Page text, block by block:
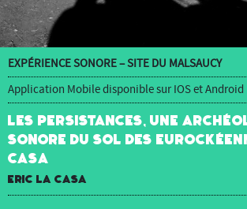
EXPÉRIENCE SONORE – SITE DU MALSAUCY
Application Mobile disponible sur IOS et Android
Les Persistances, une
sonore du sol des
Casa
Eric La Casa